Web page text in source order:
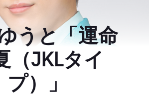
うと「運命
（JKLタイ
プ）」